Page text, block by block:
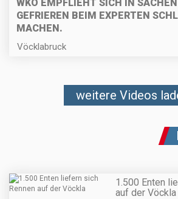
WKO EMPFLIEHT SICH IN
GEFRIEREN BEIM EXPERTEN
MACHEN.
Vöcklabruck
weitere Videos
1.500 Enten
auf der